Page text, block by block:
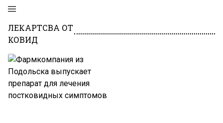
ЛЕКАРТСВА ОТ
КОВИД